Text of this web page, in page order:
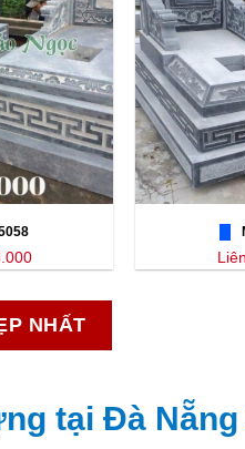
NHẤT
tại Đà Nẵng